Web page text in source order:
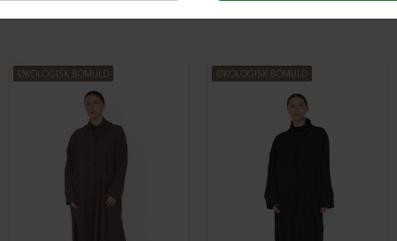
DKK 1.699,00
DKK 1.699,00
ØKOLOGISK BOMULD ØKOLOGISK BOMULD